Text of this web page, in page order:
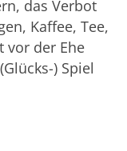
das Verbot
Kaffee, Tee,
vor der Ehe
) Spiel